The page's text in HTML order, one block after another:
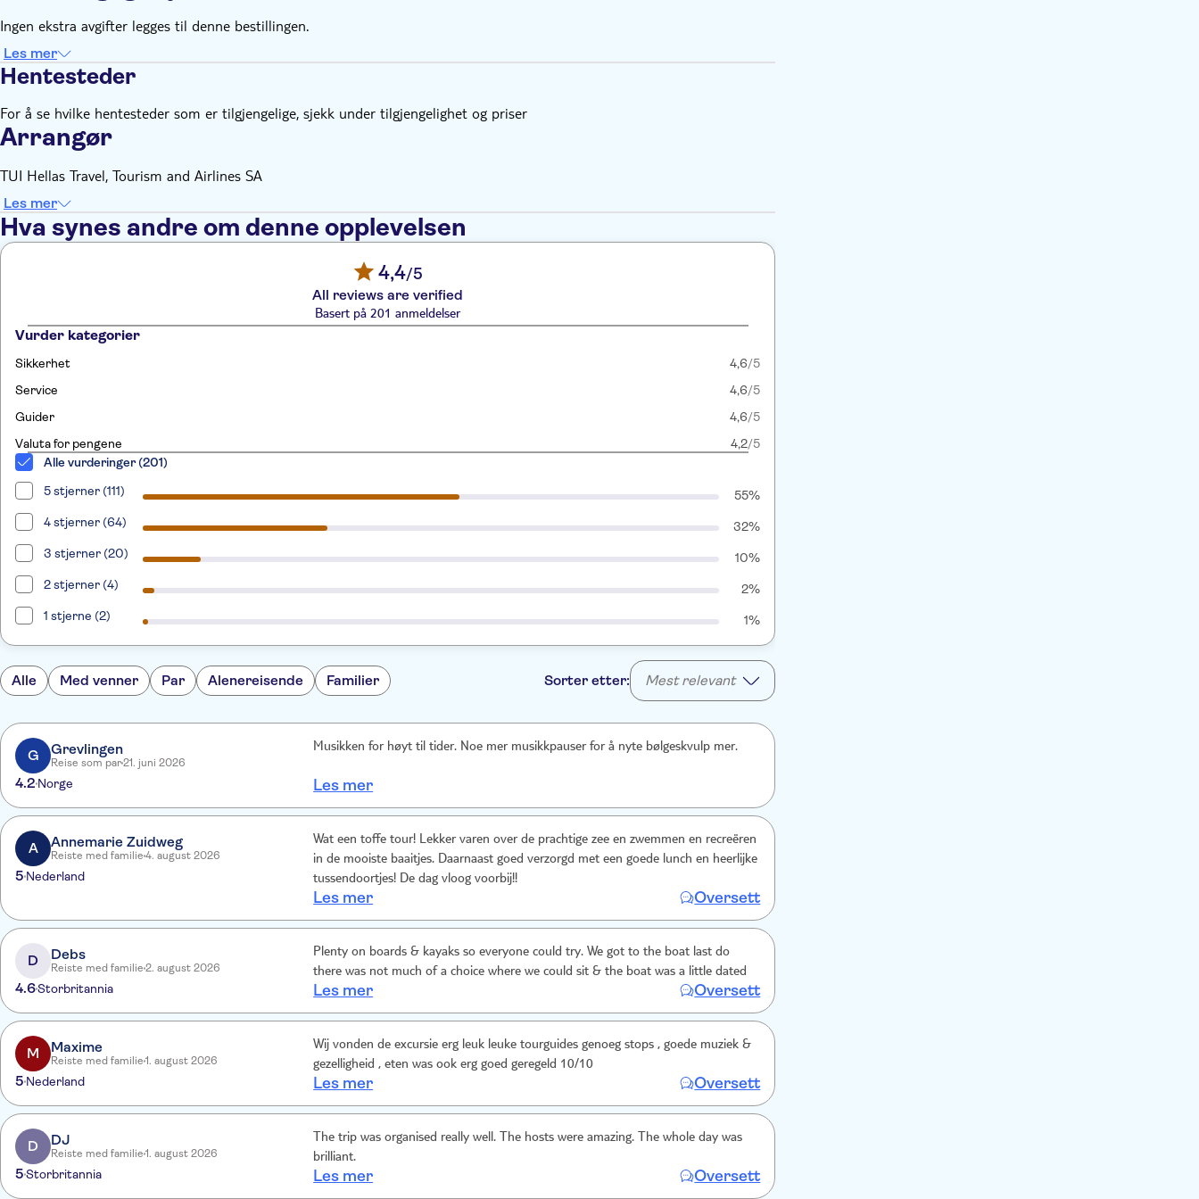
Ingen ekstra avgifter legges til denne bestillingen.
Les mer
Hentesteder
For å se hvilke hentesteder som er tilgjengelige, sjekk under tilgjengelighet og priser
Arrangør
TUI Hellas Travel, Tourism and Airlines SA
Les mer
Hva synes andre om denne opplevelsen
4,4/5
All reviews are verified
Basert på 201 anmeldelser
Vurder kategorier
Sikkerhet 4,6/5
Service
4,6/5
Guider
4,6/5
Valuta for pengene
4,2/5
Alle vurderinger (201)
5 stjerner (111)
55%
4 stjerner (64)
32%
3 stjerner (20)
10%
2 stjerner (4)
2%
1 stjerne (2)
1%
Alle Med venner Par Alenereisende Familier Sorter etter: Mest relevant
G Grevlingen
Reise som par21. juni 2026
4.2 Norge
Musikken for høyt til tider. Noe mer musikkpauser for å nyte bølgeskvulp mer.
Les mer
A Annemarie Zuidweg
Reiste med familie 4. august 2026
5 Nederland
Wat een toffe tour! Lekker varen over de prachtige zee en zwemmen en recreëren
in de mooiste baaitjes. Daarnaast goed verzorgd met een goede lunch en heerlijke
tussendoortjes! De dag vloog voorbij!!
Les mer Oversett
D Debs
Reiste med familie 2. august 2026
4.6Storbritannia
Plenty on boards & kayaks so everyone could try. We got to the boat last do
there was not much of a choice where we could sit & the boat was a little dated
Les mer Oversett
M Maxime
Reiste med familie 1. august 2026
5 Nederland
Wij vonden de excursie erg leuk leuke tourguides genoeg stops , goede muziek &
gezelligheid , eten was ook erg goed geregeld 10/10
Les mer Oversett
D DJ
Reiste med familie 1. august 2026
5Storbritannia
The trip was organised really well. The hosts were amazing. The whole day was
brilliant.
Les mer Oversett